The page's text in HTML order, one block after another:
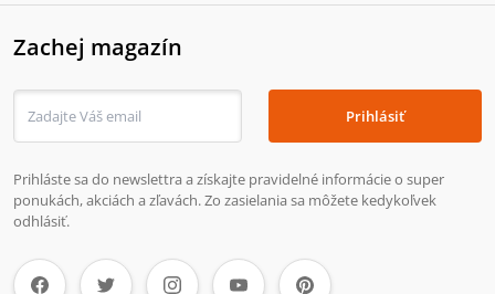
Zachej magazín
Prihlásiť
Prihláste sa do newslettra a získajte pravidelné informácie o super
ponukách, akciách a zľavách. Zo zasielania sa môžete kedykoľvek
odhlásiť.